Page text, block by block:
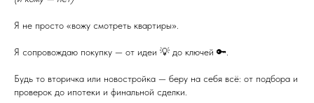
Я не просто «вожу смотреть квартиры».
Я сопровождаю покупку — от идеи 💡 до ключей 🔑.
Будь то вторичка или новостройка — беру на себя всё: от подбора и
проверок до ипотеки и финальной сделки.